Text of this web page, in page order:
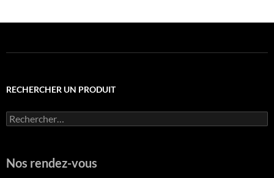
RECHERCHER UN PRODUIT
Rechercher :
Nos rendez-vous